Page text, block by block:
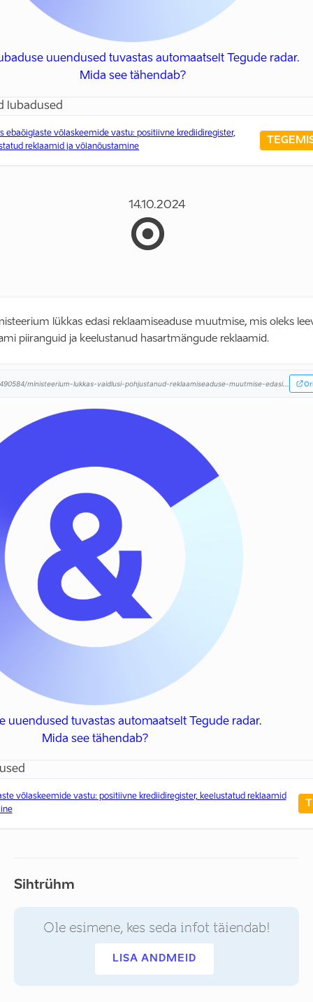
uuendused tuvastas automaatselt Tegude radar.
Mida see tähendab?
lubadused
ebaõiglaste võlaskeemide vastu: positiivne krediidiregister,
reklaamid ja võlanõustamine
14.10.2024
lükkas edasi reklaamiseaduse muutmise, mis oleks
piiranguid ja keelustanud hasartmängude reklaamid.
ministeerium-lukkas-vaidlusi-pohjustanud-reklaamiseaduse-muutmise-edasi...
uuendused tuvastas automaatselt Tegude radar.
Mida see tähendab?
võlaskeemide vastu: positiivne krediidiregister, keelustatud reklaamid
Sihtrühm
Ole esimene, kes seda infot täiendab!
LISA ANDMEID